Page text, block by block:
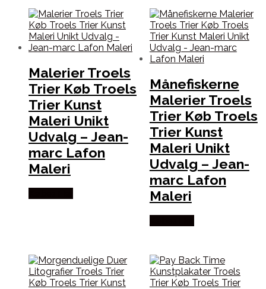
Malerier Troels
Trier Køb Troels
Trier Kunst
Maleri Unikt
Udvalg – Jean-
marc Lafon
Maleri
Månefiskerne
Malerier Troels
Trier Køb Troels
Trier Kunst
Maleri Unikt
Udvalg – Jean-
marc Lafon
Maleri